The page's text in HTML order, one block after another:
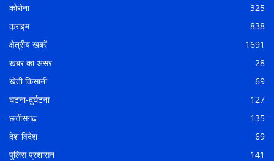
कोरोना
325
क्राइम
838
क्षेत्रीय खबरें
1691
खबर का असर
28
खेती किसानी
69
घटना-दुर्घटना
127
छत्तीसगढ़
135
देश विदेश
69
पुलिस प्रशासन
141